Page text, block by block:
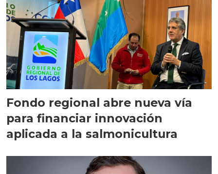
Fondo regional abre nueva vía
para financiar innovación
aplicada a la salmonicultura